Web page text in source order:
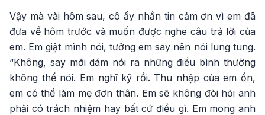
Vậy mà vài hôm sau, cô ấy nhắn tin cảm ơn vì em đã
đưa về hôm trước và muốn được nghe câu trả lời của
em. Em giật mình nói, tưởng em say nên nói lung tung.
“Không, say mới dám nói ra những điều bình thường
không thể nói. Em nghĩ kỹ rồi. Thu nhập của em ổn,
em có thể làm mẹ đơn thân. Em sẽ không đòi hỏi anh
phải có trách nhiệm hay bất cứ điều gì. Em mong anh